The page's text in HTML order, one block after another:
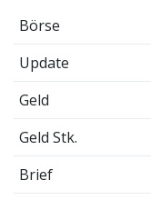
Börse
Update
Geld
Geld Stk.
Brief